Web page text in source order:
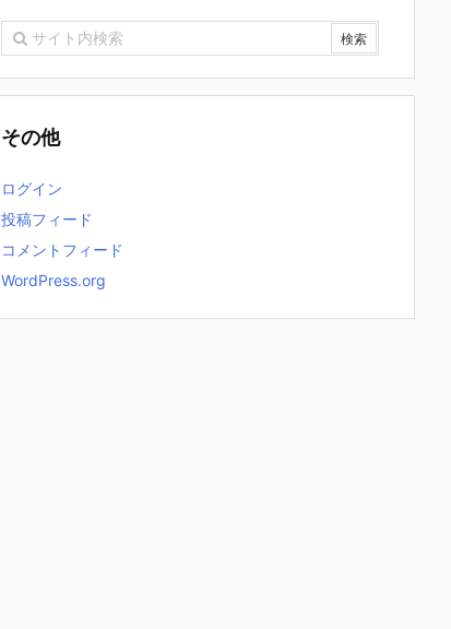
その他
ログイン
投稿フィード
コメントフィード
WordPress.org